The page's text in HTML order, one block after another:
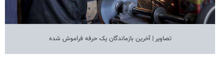
تصاویر | آخرین بازماندگان یک حرفه فراموش شده